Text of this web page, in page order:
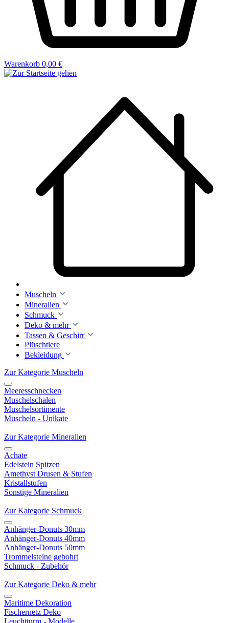
Warenkorb 0,00 €
Muscheln
Mineralien
Schmuck
Deko & mehr
Tassen & Geschirr
Plüschtiere
Bekleidung
Zur Kategorie Muscheln
Meeresschnecken
Muschelschalen
Muschelsortimente
Muscheln - Unikate
Zur Kategorie Mineralien
Achate
Edelstein Spitzen
Amethyst Drusen & Stufen
Kristallstufen
Sonstige Mineralien
Zur Kategorie Schmuck
Anhänger-Donuts 30mm
Anhänger-Donuts 40mm
Anhänger-Donuts 50mm
Trommelsteine gebohrt
Schmuck - Zubehör
Zur Kategorie Deko & mehr
Maritime Dekoration
Fischernetz Deko
Leuchtturm - Modelle